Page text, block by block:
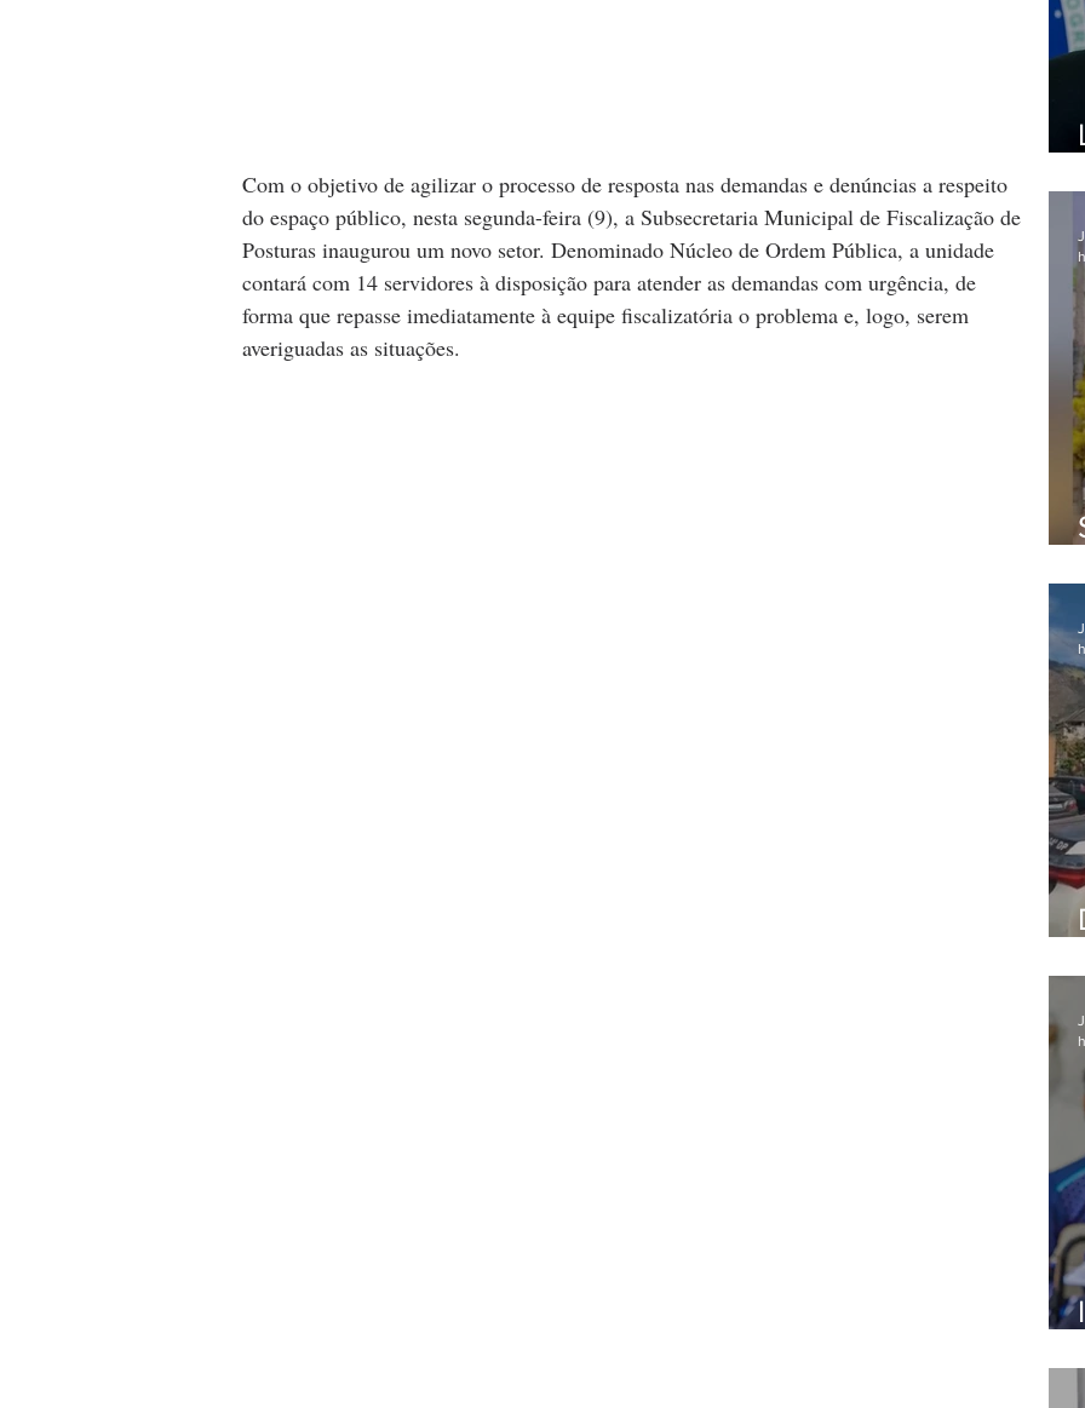
Com o objetivo de agilizar o processo de resposta nas demandas e denúncias a respeito
do espaço público, nesta segunda-feira (9), a Subsecretaria Municipal de Fiscalização de
Posturas inaugurou um novo setor. Denominado Núcleo de Ordem Pública, a unidade
contará com 14 servidores à disposição para atender as demandas com urgência, de
forma que repasse imediatamente à equipe fiscalizatória o problema e, logo, serem
averiguadas as situações.